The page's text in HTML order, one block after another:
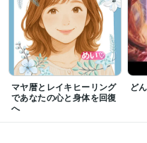
得意分野
悩み相談・カウンセリング 相談
ボイスメッセージ
電話相談・話し相手 占い オラ
身体の悩み
悩み相談・カウンセリング どん
の声や喋りに変身できる オラク
話し相手 恋愛 電話相談
歯の悩み
マヤ暦とレイキヒーリング
であなたの心と身体を回復
へ
ど